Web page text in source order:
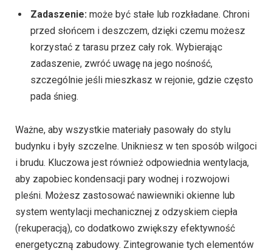
Zadaszenie: może być stałe lub rozkładane. Chroni
przed słońcem i deszczem, dzięki czemu możesz
korzystać z tarasu przez cały rok. Wybierając
zadaszenie, zwróć uwagę na jego nośność,
szczególnie jeśli mieszkasz w rejonie, gdzie często
pada śnieg.
Ważne, aby wszystkie materiały pasowały do stylu
budynku i były szczelne. Unikniesz w ten sposób wilgoci
i brudu. Kluczowa jest również odpowiednia wentylacja,
aby zapobiec kondensacji pary wodnej i rozwojowi
pleśni. Możesz zastosować nawiewniki okienne lub
system wentylacji mechanicznej z odzyskiem ciepła
(rekuperacją), co dodatkowo zwiększy efektywność
energetyczną zabudowy. Zintegrowanie tych elementów